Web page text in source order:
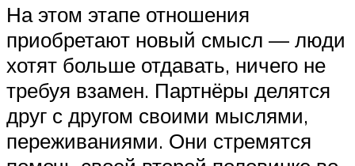
На этом этапе отношения
приобретают новый смысл — люди
хотят больше отдавать, ничего не
требуя взамен. Партнёры делятся
друг с другом своими мыслями,
переживаниями. Они стремятся